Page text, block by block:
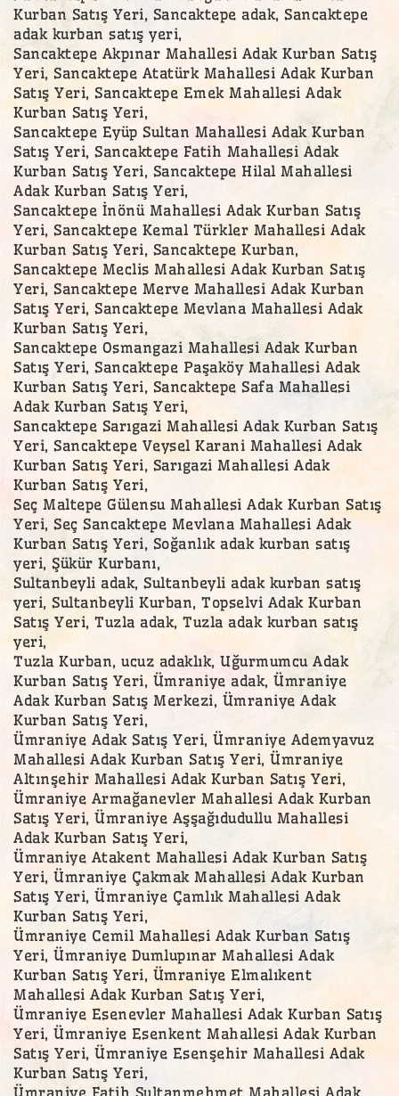
Kurban Satış Yeri, Sancaktepe adak, Sancaktepe
adak kurban satış yeri,
Sancaktepe Akpınar Mahallesi Adak Kurban Satış
Yeri, Sancaktepe Atatürk Mahallesi Adak Kurban
Satış Yeri, Sancaktepe Emek Mahallesi Adak
Kurban Satış Yeri,
Sancaktepe Eyüp Sultan Mahallesi Adak Kurban
Satış Yeri, Sancaktepe Fatih Mahallesi Adak
Kurban Satış Yeri, Sancaktepe Hilal Mahallesi
Adak Kurban Satış Yeri,
Sancaktepe İnönü Mahallesi Adak Kurban Satış
Yeri, Sancaktepe Kemal Türkler Mahallesi Adak
Kurban Satış Yeri, Sancaktepe Kurban,
Sancaktepe Meclis Mahallesi Adak Kurban Satış
Yeri, Sancaktepe Merve Mahallesi Adak Kurban
Satış Yeri, Sancaktepe Mevlana Mahallesi Adak
Kurban Satış Yeri,
Sancaktepe Osmangazi Mahallesi Adak Kurban
Satış Yeri, Sancaktepe Paşaköy Mahallesi Adak
Kurban Satış Yeri, Sancaktepe Safa Mahallesi
Adak Kurban Satış Yeri,
Sancaktepe Sarıgazi Mahallesi Adak Kurban Satış
Yeri, Sancaktepe Veysel Karani Mahallesi Adak
Kurban Satış Yeri, Sarıgazi Mahallesi Adak
Kurban Satış Yeri,
Seç Maltepe Gülensu Mahallesi Adak Kurban Satış
Yeri, Seç Sancaktepe Mevlana Mahallesi Adak
Kurban Satış Yeri, Soğanlık adak kurban satış
yeri, Şükür Kurbanı,
Sultanbeyli adak, Sultanbeyli adak kurban satış
yeri, Sultanbeyli Kurban, Topselvi Adak Kurban
Satış Yeri, Tuzla adak, Tuzla adak kurban satış
yeri,
Tuzla Kurban, ucuz adaklık, Uğurmumcu Adak
Kurban Satış Yeri, Ümraniye adak, Ümraniye
Adak Kurban Satış Merkezi, Ümraniye Adak
Kurban Satış Yeri,
Ümraniye Adak Satış Yeri, Ümraniye Ademyavuz
Mahallesi Adak Kurban Satış Yeri, Ümraniye
Altınşehir Mahallesi Adak Kurban Satış Yeri,
Ümraniye Armağanevler Mahallesi Adak Kurban
Satış Yeri, Ümraniye Aşşağıdudullu Mahallesi
Adak Kurban Satış Yeri,
Ümraniye Atakent Mahallesi Adak Kurban Satış
Yeri, Ümraniye Çakmak Mahallesi Adak Kurban
Satış Yeri, Ümraniye Çamlık Mahallesi Adak
Kurban Satış Yeri,
Ümraniye Cemil Mahallesi Adak Kurban Satış
Yeri, Ümraniye Dumlupınar Mahallesi Adak
Kurban Satış Yeri, Ümraniye Elmalıkent
Mahallesi Adak Kurban Satış Yeri,
Ümraniye Esenevler Mahallesi Adak Kurban Satış
Yeri, Ümraniye Esenkent Mahallesi Adak Kurban
Satış Yeri, Ümraniye Esenşehir Mahallesi Adak
Kurban Satış Yeri,
Ümraniye Fatih Sultanmehmet Mahallesi Adak